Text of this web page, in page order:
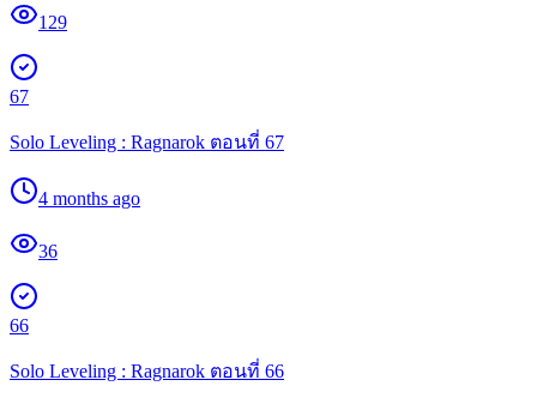
129
67
Solo Leveling : Ragnarok ตอนที่ 67
4 months ago
36
66
Solo Leveling : Ragnarok ตอนที่ 66